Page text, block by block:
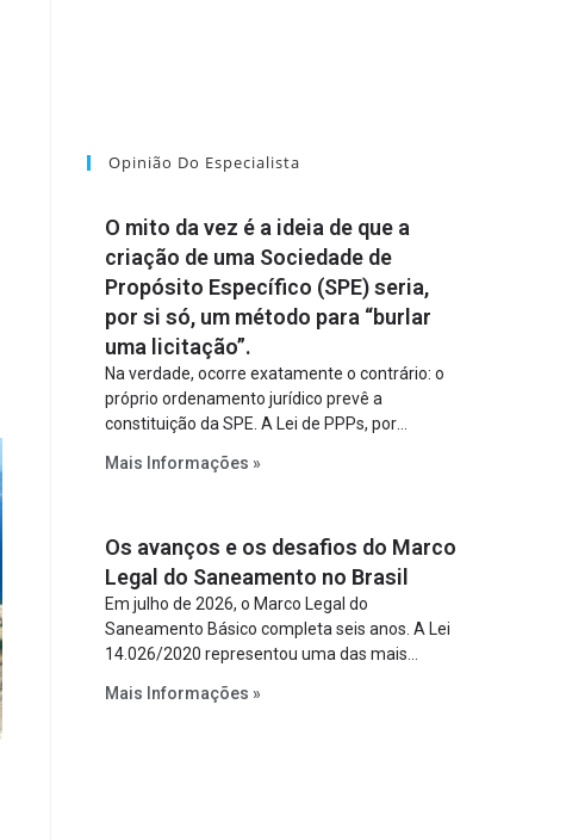
Opinião Do Especialista
O mito da vez é a ideia de que a
criação de uma Sociedade de
Propósito Específico (SPE) seria,
por si só, um método para “burlar
uma licitação”.
Na verdade, ocorre exatamente o contrário: o
próprio ordenamento jurídico prevê a
constituição da SPE. A Lei de PPPs, por
constitua uma SPE para implantar e gerir o
Lei de Concessões, a figura é facultativa e
sujeita a uma escolha racional de projeto a
projeto.
Mais Informações »
Os avanços e os desafios do Marco
Legal do Saneamento no Brasil
Em julho de 2026, o Marco Legal do
Saneamento Básico completa seis anos. A Lei
14.026/2020 representou uma das mais
estabelecer metas claras para a
Mais Informações »